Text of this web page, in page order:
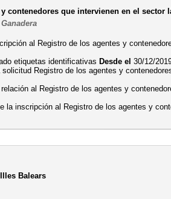
contenedores que intervienen en el sector
al Registro de los agentes y
etiquetas identificativas Desde el 30/12/
solicitud Registro de los agentes y
al Registro de los agentes y
la inscripción al Registro de los agentes y
Balears